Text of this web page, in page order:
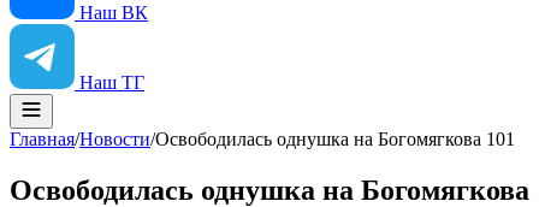
Наш ВК
Наш ТГ
Главная/Новости/Освободилась однушка на Богомягкова 101
Освободилась однушка на Богомягкова